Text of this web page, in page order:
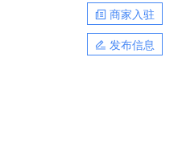
商家入驻
发布信息